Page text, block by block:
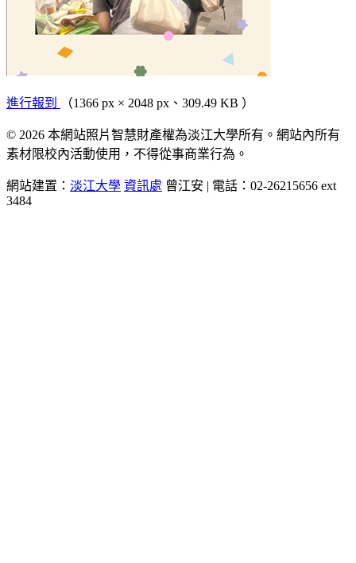
進行報到 （1366 px × 2048 px、309.49 KB ）
© 2026 本網站照片智慧財產權為淡江大學所有。網站內所有
素材限校內活動使用，不得從事商業行為。
網站建置： 淡江大學 資訊處 曾江安 | 電話：02-26215656 ext
3484